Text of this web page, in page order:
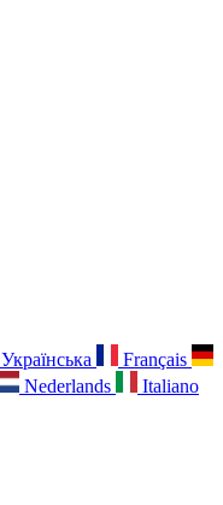
Українська
Français
Nederlands Italiano